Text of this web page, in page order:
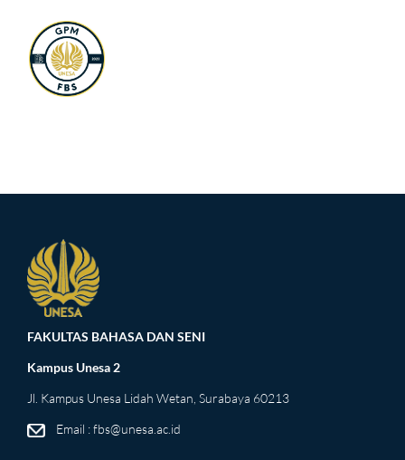
FAKULTAS BAHASA DAN SENI
Kampus Unesa 2
Jl. Kampus Unesa Lidah Wetan, Surabaya 60213
Email : fbs@unesa.ac.id